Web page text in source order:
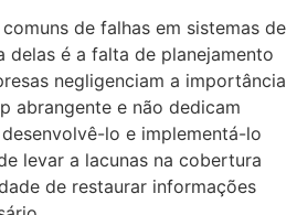
de falhas em sistemas de
delas é a falta de planejamento
negligenciam a importância
abrangente e não dedicam
lo e implementá-lo
levar a lacunas na cobertura
de restaurar informações